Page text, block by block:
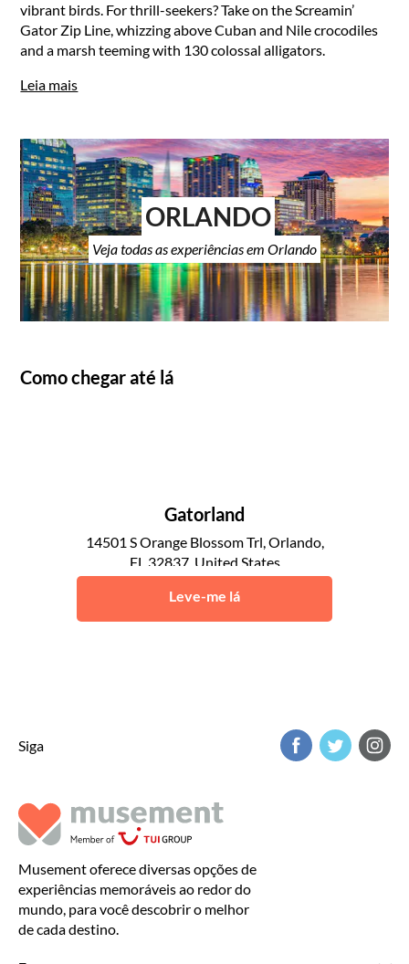
vibrant birds. For thrill-seekers? Take on the Screamin’
Gator Zip Line, whizzing above Cuban and Nile crocodiles
and a marsh teeming with 130 colossal alligators.
Leia mais
ORLANDO
Veja todas as experiências em Orlando
Como chegar até lá
Gatorland
14501 S Orange Blossom Trl, Orlando,
FL 32837, United States
Orlando
Leve-me lá
Siga
Musement oferece diversas opções de
experiências memoráveis ao redor do
mundo, para você descobrir o melhor
de cada destino.